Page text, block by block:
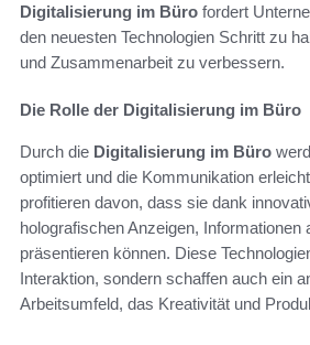
Digitalisierung im Büro fordert
den neuesten Technologien Schritt zu
und Zusammenarbeit zu verbessern.
Die Rolle der Digitalisierung im Büro
Durch die Digitalisierung im Büro
optimiert und die Kommunikation
profitieren davon, dass sie dank
holografischen Anzeigen, Informationen
präsentieren können. Diese
Interaktion, sondern schaffen auch ein
Arbeitsumfeld, das Kreativität und